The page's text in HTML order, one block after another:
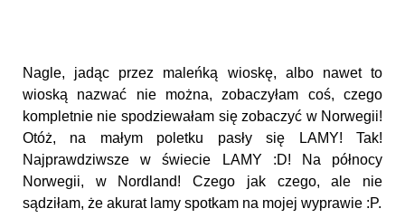
Nagle, jadąc przez maleńką wioskę, albo nawet to
wioską nazwać nie można, zobaczyłam coś, czego
kompletnie nie spodziewałam się zobaczyć w Norwegii!
Otóż, na małym poletku pasły się LAMY! Tak!
Najprawdziwsze w świecie LAMY :D! Na północy
Norwegii, w Nordland! Czego jak czego, ale nie
sądziłam, że akurat lamy spotkam na mojej wyprawie :P.